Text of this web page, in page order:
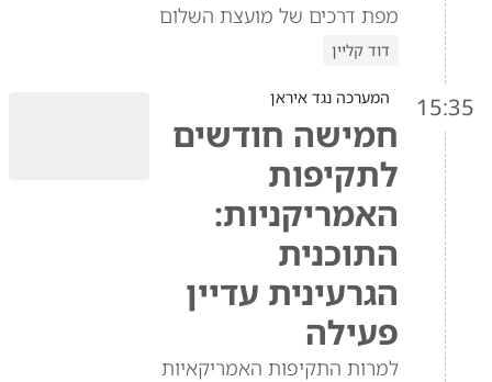
מפת דרכים של מועצת השלום
דוד קליין
15:35 המערכה נגד איראן
חמישה חודשים
לתקיפות
האמריקניות:
התוכנית
הגרעינית עדיין
פעילה
למרות התקיפות האמריקאיות